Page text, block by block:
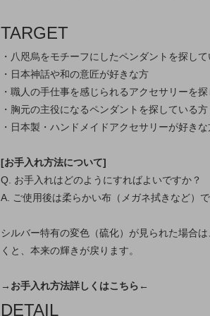
TARGET
・八咫烏をモチーフにしたペンダントを探し
・日本神話や和の意匠が好きな方
・職人の手仕事を感じられるアクセサリーを
・胸元の主役になるペンダントを探している方
・日本製・ハンドメイドアクセサリーが好きな
[お手入れ方法について]
Q. お手入れはどのようにすればよいですか？
A. ご使用後は柔らかい布（メガネ拭きなど）
シルバー特有の変色（硫化）が見られた場合
くと、本来の輝きが戻ります。
→お手入れ方法詳しくはこちら←
DETAIL